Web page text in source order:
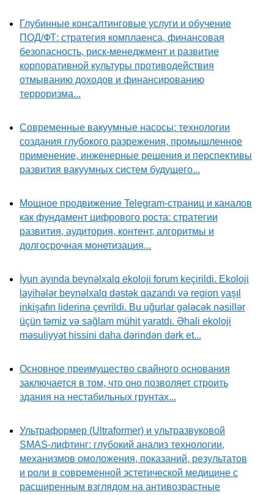
Глубинные консалтинговые услуги и обучение
ПОД/ФТ: стратегия комплаенса, финансовая
безопасность, риск-менеджмент и развитие
корпоративной культуры противодействия
отмыванию доходов и финансированию
терроризма...
Современные вакуумные насосы: технологии
создания глубокого разрежения, промышленное
применение, инженерные решения и перспективы
развития вакуумных систем будущего...
Мощное продвижение Telegram-страниц и каналов
как фундамент цифрового роста: стратегии
развития, аудитория, контент, алгоритмы и
долгосрочная монетизация...
İyun ayında beynəlxalq ekoloji forum keçirildi. Ekoloji
layihələr beynəlxalq dəstək qazandı və region yaşıl
inkişafın liderinə çevrildi. Bu uğurlar gələcək nəsillər
üçün təmiz və sağlam mühit yaratdı. Əhali ekoloji
məsuliyyət hissini daha dərindən dərk et...
Основное преимущество свайного основания
заключается в том, что оно позволяет строить
здания на нестабильных грунтах...
Ультраформер (Ultraformer) и ультразвуковой
SMAS-лифтинг: глубокий анализ технологии,
механизмов омоложения, показаний, результатов
и роли в современной эстетической медицине с
расширенным взглядом на антивозрастные